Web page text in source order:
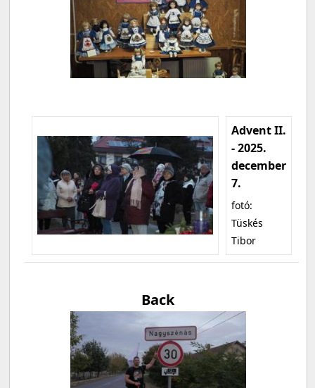
Advent II.
- 2025.
december
7.
fotó:
Tüskés
Tibor
Back